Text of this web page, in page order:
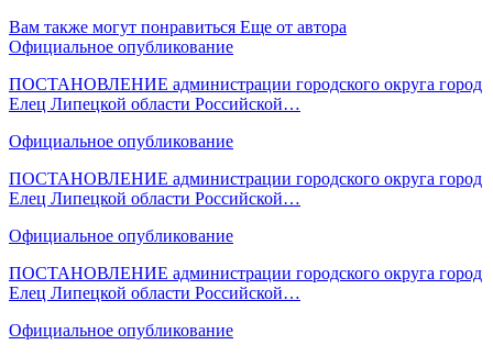
Вам также могут понравиться Еще от автора
Официальное опубликование
ПОСТАНОВЛЕНИЕ администрации городского округа город
Елец Липецкой области Российской…
Официальное опубликование
ПОСТАНОВЛЕНИЕ администрации городского округа город
Елец Липецкой области Российской…
Официальное опубликование
ПОСТАНОВЛЕНИЕ администрации городского округа город
Елец Липецкой области Российской…
Официальное опубликование